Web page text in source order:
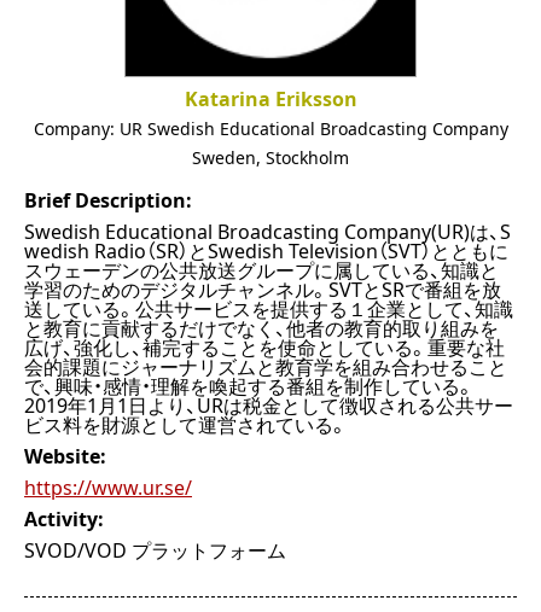
Katarina Eriksson
Company: UR Swedish Educational Broadcasting Company
Sweden, Stockholm
Brief Description:
Swedish Educational Broadcasting Company(UR)は、S
wedish Radio（SR）とSwedish Television（SVT）とともに
スウェーデンの公共放送グループに属している、知識と
学習のためのデジタルチャンネル。SVTとSRで番組を放
送している。公共サービスを提供する１企業として、知識
と教育に貢献するだけでなく、他者の教育的取り組みを
広げ、強化し、補完することを使命としている。重要な社
会的課題にジャーナリズムと教育学を組み合わせること
で、興味・感情・理解を喚起する番組を制作している。
2019年1月1日より、URは税金として徴収される公共サー
ビス料を財源として運営されている。
Website:
https://www.ur.se/
Activity:
SVOD/VOD プラットフォーム